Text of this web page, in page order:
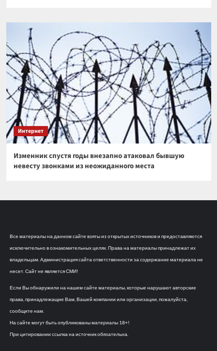
Интернет
Изменник спустя годы внезапно атаковал бывшую
невесту звонками из неожиданного места
Все материалы на данном сайте взяты из открытых источников и предоставляются
исключительно в ознакомительных целях. Права на материалы принадлежат их
владельцам. Администрация сайта ответственности за содержание материала не
несет. Сайт не является СМИ!
Если Вы обнаружили на нашем сайте материалы, которые нарушают авторские
права, принадлежащие Вам, Вашей компании или организации, пожалуйста,
сообщите нам.
На сайте могут быть опубликованы материалы 18+!
При цитировании ссылка на источник обязательна.